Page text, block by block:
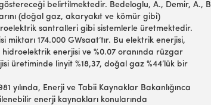
belirtilmektedir. Bedeloglu, A., Demir, A.,
(doğal gaz, akaryakıt ve kömür gibi)
santralleri gibi sistemlerle üretmektedir.
miktarı 174.000 GWsaat’tır. Bu elektrik enerjisi,
hidroelektrik enerjisi ve %0.07 oranında rüzgar
üretiminde linyit %18,37, doğal gaz %44’lük bir
yılında, Enerji ve Tabii Kaynaklar Bakanlığınca
enerji kaynakları konularında